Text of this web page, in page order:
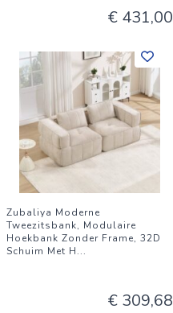
€ 431,00
Zubaliya Moderne
Tweezitsbank, Modulaire
Hoekbank Zonder Frame, 32D
Schuim Met H...
€ 309,68